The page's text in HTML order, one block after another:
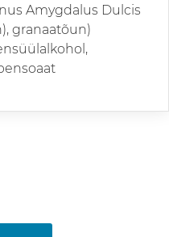
Amygdalus Dulcis
granaatõun)